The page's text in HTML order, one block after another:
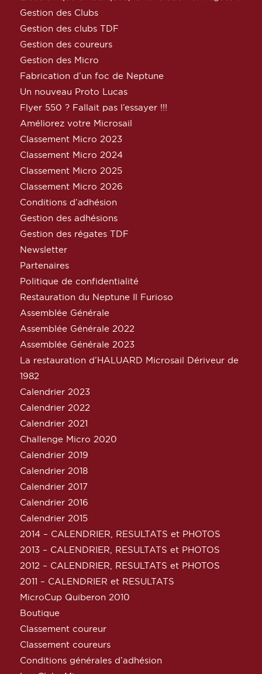
Gestion des Clubs
Gestion des clubs TDF
Gestion des coureurs
Gestion des Micro
Fabrication d’un foc de Neptune
Un nouveau Proto Lucas
Flyer 550 ? Fallait pas l’essayer !!!
Améliorez votre Microsail
Classement Micro 2023
Classement Micro 2024
Classement Micro 2025
Classement Micro 2026
Conditions d’adhésion
Gestion des adhésions
Gestion des régates TDF
Newsletter
Partenaires
Politique de confidentialité
Restauration du Neptune Il Furioso
Assemblée Générale
Assemblée Générale 2022
Assemblée Générale 2023
La restauration d’HALUARD Microsail Dériveur de
1982
Calendrier 2023
Calendrier 2022
Calendrier 2021
Challenge Micro 2020
Calendrier 2019
Calendrier 2018
Calendrier 2017
Calendrier 2016
Calendrier 2015
2014 – CALENDRIER, RESULTATS et PHOTOS
2013 – CALENDRIER, RESULTATS et PHOTOS
2012 – CALENDRIER, RESULTATS et PHOTOS
2011 – CALENDRIER et RESULTATS
MicroCup Quiberon 2010
Boutique
Classement coureur
Classement coureurs
Conditions générales d’adhésion